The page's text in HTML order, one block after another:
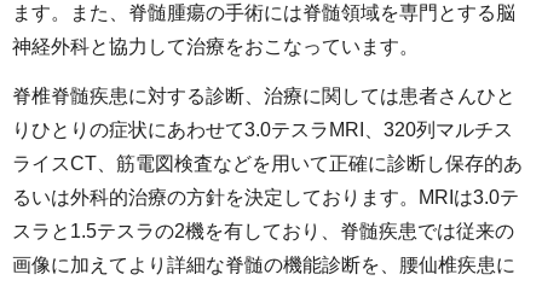
ます。また、脊髄腫瘍の手術には脊髄領域を専門とする脳
神経外科と協力して治療をおこなっています。
脊椎脊髄疾患に対する診断、治療に関しては患者さんひと
りひとりの症状にあわせて3.0テスラMRI、320列マルチス
ライスCT、筋電図検査などを用いて正確に診断し保存的あ
るいは外科的治療の方針を決定しております。MRIは3.0テ
スラと1.5テスラの2機を有しており、脊髄疾患では従来の
画像に加えてより詳細な脊髄の機能診断を、腰仙椎疾患に